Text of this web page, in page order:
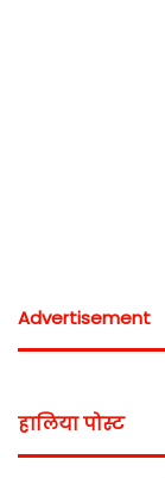
Advertisement
हालिया पोस्ट